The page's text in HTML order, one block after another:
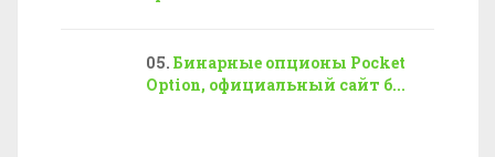
Бинарные опционы Pocket
Option, официальный сайт б...